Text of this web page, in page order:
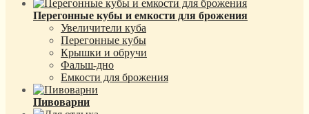
Перегонные кубы и емкости для брожения
Увеличители куба
Перегонные кубы
Крышки и обручи
Фальш-дно
Емкости для брожения
Пивоварни